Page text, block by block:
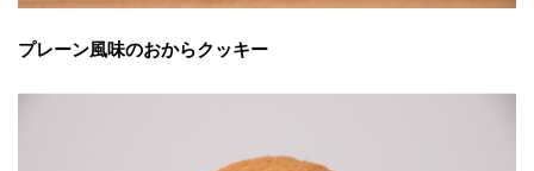
プレーン風味のおからクッキー